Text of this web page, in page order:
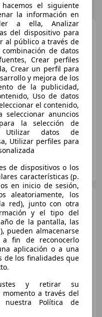
Cooper E Essential
justo
135 kW (184 CV)
Cooper
18.990
justo
135 kW (184 CV)
el siguiente
la información en
a ella, Analizar
del dispositivo para
al público a través de
de datos
Crear perfiles
Crear un perfil para
y mejora de los
de la publicidad,
Uso de datos
el contenido,
seleccionar anuncios
la selección de
Utilizar datos de
Utilizar perfiles para
de dispositivos o los
características (p.
en inicio de sesión,
aleatoriamente, los
red), junto con otra
y el tipo del
de la pantalla, las
pueden almacenarse
fin de reconocerlo
aplicación o a una
de los finalidades que
y retirar su
a través del
Política de